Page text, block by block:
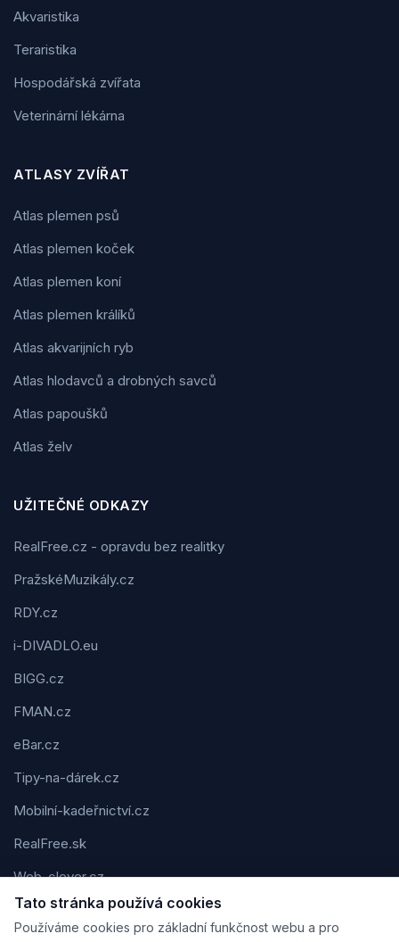
Akvaristika
Teraristika
Hospodářská zvířata
Veterinární lékárna
ATLASY ZVÍŘAT
Atlas plemen psů
Atlas plemen koček
Atlas plemen koní
Atlas plemen králíků
Atlas akvarijních ryb
Atlas hlodavců a drobných savců
Atlas papoušků
Atlas želv
UŽITEČNÉ ODKAZY
RealFree.cz - opravdu bez realitky
PražskéMuzikály.cz
RDY.cz
i-DIVADLO.eu
BIGG.cz
FMAN.cz
eBar.cz
Tipy-na-dárek.cz
Mobilní-kadeřnictví.cz
RealFree.sk
Web-clever.cz
Kvízov.cz
Tato stránka používá cookies
Používáme cookies pro základní funkčnost webu a pro